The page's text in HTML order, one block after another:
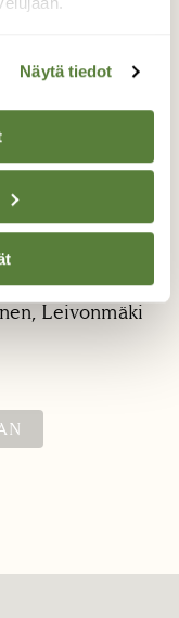
Näytä tiedot
Leivonmäki